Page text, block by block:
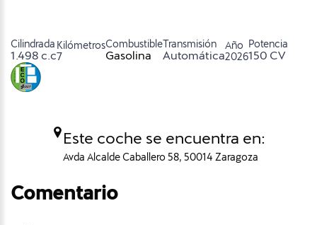
Cilindrada
1.498 c.c
Kilómetros
7
Combustible
Gasolina
Transmisión
Automática
Año
2026
Potencia
150 CV
Este coche se encuentra en:
Avda Alcalde Caballero 58, 50014 Zaragoza
Comentario